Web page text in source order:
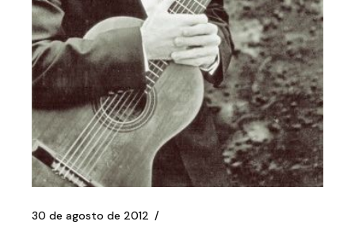
30 de agosto de 2012